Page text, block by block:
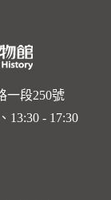
一段250號
13:30 - 17:30